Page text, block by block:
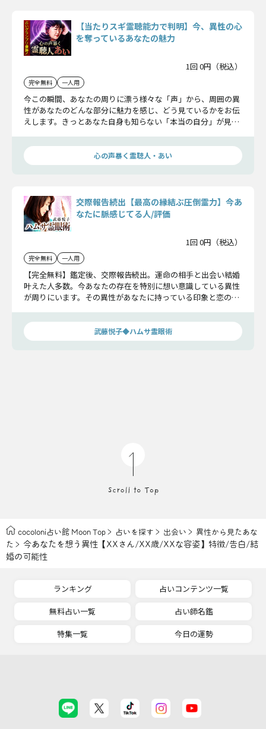
【当たりスギ霊聴能力で判明】今、異性の心
を奪っているあなたの魅力
1回 0円（税込）
完全無料 一人用
今この瞬間、あなたの周りに漂う様々な「声」から、周囲の異
性があなたのどんな部分に魅力を感じ、どう見ているかをお伝
えします。きっとあなた自身も知らない「本当の自分」が見え
心の声暴く霊聴人・あい
交際報告続出【最高の縁結ぶ圧倒霊力】今あ
なたに脈感じてる人/評価
1回 0円（税込）
完全無料 一人用
【完全無料】鑑定後、交際報告続出。運命の相手と出会い結婚
叶えた人多数。今あなたの存在を特別に想い意識している異性
が周りにいます。その異性があなたに持っている印象と恋の可
武藤悦子◆ハムサ霊眼術
cocoloni占い館 Moon Top 占いを探す 出会い
異性から見たあな
た
今あなたを想う異性【XXさん/XX歳/XXな容姿】特徴/告白/結
婚の可能性
ランキング
占いコンテンツ一覧
無料占い一覧
占い師名鑑
特集一覧
今日の運勢